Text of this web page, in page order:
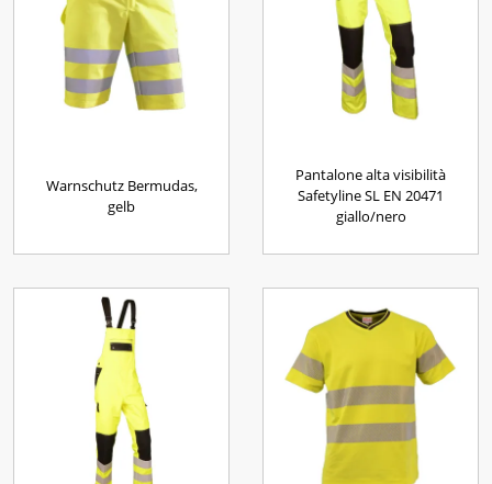
Warnschutz Bermudas,
gelb
Pantalone alta visibilità
Safetyline SL EN 20471
giallo/nero